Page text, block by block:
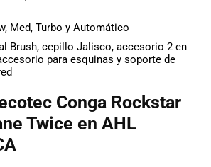
Med, Turbo y Automático
Brush, cepillo Jalisco, accesorio 2 en
para esquinas y soporte de
Conga Rockstar
Twice en AHL